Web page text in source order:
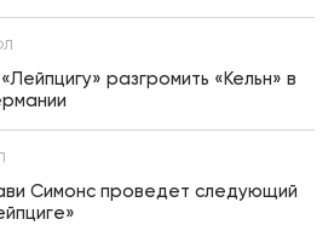
разгромить «Кельн» в
Симонс проведет следующий